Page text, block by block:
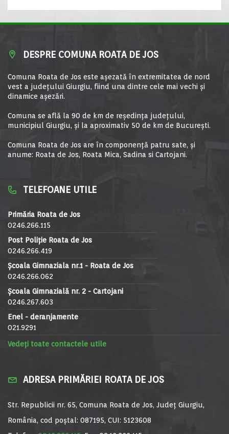
DESPRE COMUNA ROATA DE JOS
Comuna Roata de Jos este aşezată în extremitatea de nord
vest a judeţului Giurgiu, fiind una dintre cele mai vechi şi
dinamice aşezări.
Comuna se află la 90 de km de reşedinţa judeţului,
municipiul Giurgiu, şi la aproximativ 50 de km de Bucureşti.
Comuna Roata de Jos are în componență patru sate, și
anume: Roata de Jos, Roata Mica, Sadina si Cartojani.
TELEFOANE UTILE
Primăria Roata de Jos
0246.266.115
Post Poliție Roata de Jos
0246.266.419
Școala Gimnaziala nr.1 - Roata de Jos
0246.266.062
Școala Gimnazială nr. 2 - Cartojani
0246.267.603
Enel - deranjamente
021.9291
Vedeți toate contactele utile
ADRESA PRIMĂRIEI ROATA DE JOS
Str. Republicii nr. 65, Comuna Roata de Jos, Județ Giurgiu,
România, cod poștal: 087195, CUI: 5123608